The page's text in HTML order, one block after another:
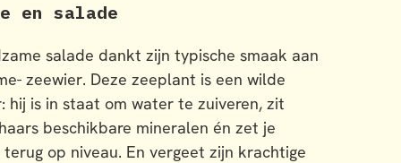
en salade
salade dankt zijn typische smaak aan
zeewier. Deze zeeplant is een wilde
hij is in staat om water te zuiveren, zit
beschikbare mineralen én zet je
op niveau. En vergeet zijn krachtige